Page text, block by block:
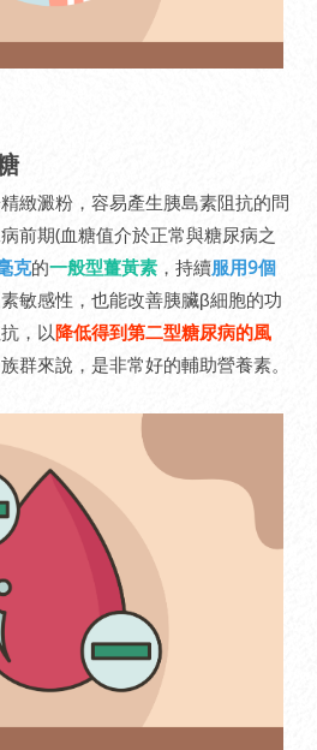
緻澱粉，容易產生胰島素阻抗的問
前期(血糖值介於正常與糖尿病之
克的一般型薑黃素 ，持續服用9個
敏感性，也能改善胰臟β細胞的功
，以降低得到第二型糖尿病的風
群來說，是非常好的輔助營養素。